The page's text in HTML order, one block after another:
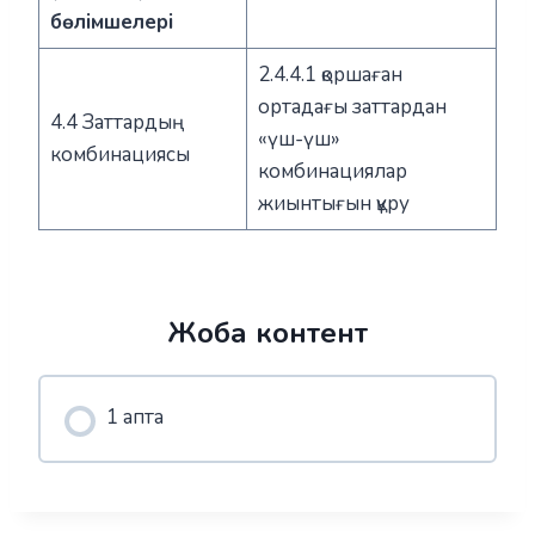
бөлімшелері
4.4 Заттардың
комбинациясы
2.4.4.1 қоршаған
ортадағы заттардан
«үш-үш»
комбинациялар
жиынтығын құру
Жоба контент
1 апта